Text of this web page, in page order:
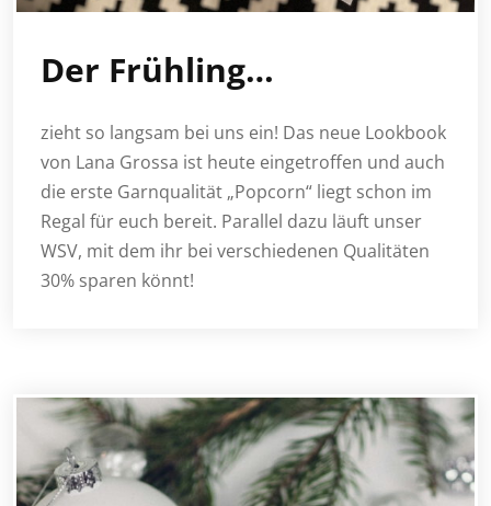
Der Frühling…
zieht so langsam bei uns ein! Das neue Lookbook
von Lana Grossa ist heute eingetroffen und auch
die erste Garnqualität „Popcorn“ liegt schon im
Regal für euch bereit. Parallel dazu läuft unser
WSV, mit dem ihr bei verschiedenen Qualitäten
30% sparen könnt!